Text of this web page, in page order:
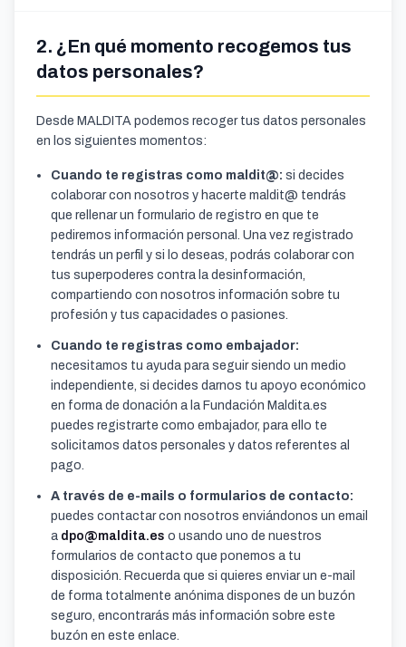
2. ¿En qué momento recogemos tus
datos personales?
Desde MALDITA podemos recoger tus datos personales
en los siguientes momentos:
Cuando te registras como maldit@: si decides
colaborar con nosotros y hacerte maldit@ tendrás
que rellenar un formulario de registro en que te
pediremos información personal. Una vez registrado
tendrás un perfil y si lo deseas, podrás colaborar con
tus superpoderes contra la desinformación,
compartiendo con nosotros información sobre tu
profesión y tus capacidades o pasiones.
Cuando te registras como embajador:
necesitamos tu ayuda para seguir siendo un medio
independiente, si decides darnos tu apoyo económico
en forma de donación a la Fundación Maldita.es
puedes registrarte como embajador, para ello te
solicitamos datos personales y datos referentes al
pago.
A través de e-mails o formularios de contacto:
puedes contactar con nosotros enviándonos un email
a dpo@maldita.es o usando uno de nuestros
formularios de contacto que ponemos a tu
disposición. Recuerda que si quieres enviar un e-mail
de forma totalmente anónima dispones de un buzón
seguro, encontrarás más información sobre este
buzón en este enlace.